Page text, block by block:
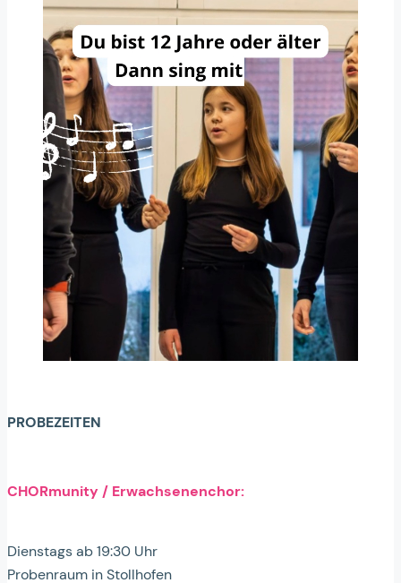
PROBEZEITEN
CHORmunity / Erwachsenenchor:
Dienstags ab 19:30 Uhr
Probenraum in Stollhofen